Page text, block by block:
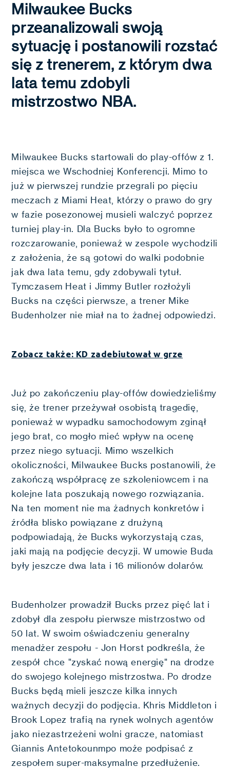
Milwaukee Bucks
przeanalizowali swoją
sytuację i postanowili rozstać
się z trenerem, z którym dwa
lata temu zdobyli
mistrzostwo NBA.
Milwaukee Bucks startowali do play-offów z 1.
miejsca we Wschodniej Konferencji. Mimo to
już w pierwszej rundzie przegrali po pięciu
meczach z Miami Heat, którzy o prawo do gry
w fazie posezonowej musieli walczyć poprzez
turniej play-in. Dla Bucks było to ogromne
rozczarowanie, ponieważ w zespole wychodzili
z założenia, że są gotowi do walki podobnie
jak dwa lata temu, gdy zdobywali tytuł.
Tymczasem Heat i Jimmy Butler rozłożyli
Bucks na części pierwsze, a trener Mike
Budenholzer nie miał na to żadnej odpowiedzi.
Zobacz także: KD zadebiutował w grze
Już po zakończeniu play-offów dowiedzieliśmy
się, że trener przeżywał osobistą tragedię,
ponieważ w wypadku samochodowym zginął
jego brat, co mogło mieć wpływ na ocenę
przez niego sytuacji. Mimo wszelkich
okoliczności, Milwaukee Bucks postanowili, że
zakończą współpracę ze szkoleniowcem i na
kolejne lata poszukają nowego rozwiązania.
Na ten moment nie ma żadnych konkretów i
źródła blisko powiązane z drużyną
podpowiadają, że Bucks wykorzystają czas,
jaki mają na podjęcie decyzji. W umowie Buda
były jeszcze dwa lata i 16 milionów dolarów.
Budenholzer prowadził Bucks przez pięć lat i
zdobył dla zespołu pierwsze mistrzostwo od
50 lat. W swoim oświadczeniu generalny
menadżer zespołu - Jon Horst podkreśla, że
zespół chce "zyskać nową energię" na drodze
do swojego kolejnego mistrzostwa. Po drodze
Bucks będą mieli jeszcze kilka innych
ważnych decyzji do podjęcia. Khris Middleton i
Brook Lopez trafią na rynek wolnych agentów
jako niezastrzeżeni wolni gracze, natomiast
Giannis Antetokounmpo może podpisać z
zespołem super-maksymalne przedłużenie.